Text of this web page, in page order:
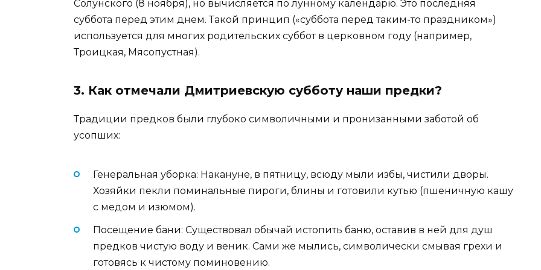
Солунского (8 ноября), но вычисляется по лунному календарю. Это последняя
суббота перед этим днем. Такой принцип («суббота перед таким-то праздником»)
используется для многих родительских суббот в церковном году (например,
Троицкая, Мясопустная).
3. Как отмечали Дмитриевскую субботу наши предки?
Традиции предков были глубоко символичными и пронизанными заботой об
усопших:
Генеральная уборка: Накануне, в пятницу, всюду мыли избы, чистили дворы.
Хозяйки пекли поминальные пироги, блины и готовили кутью (пшеничную кашу
с медом и изюмом).
Посещение бани: Существовал обычай истопить баню, оставив в ней для душ
предков чистую воду и веник. Сами же мылись, символически смывая грехи и
готовясь к чистому поминовению.